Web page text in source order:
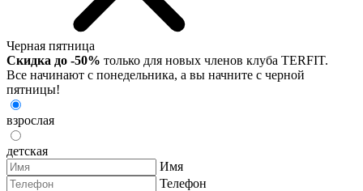
Черная пятница
Скидка до -50% только для новых членов клуба TERFIT.
Все начинают с понедельника, а вы начните с черной
пятницы!
взрослая
детская
Имя
Телефон